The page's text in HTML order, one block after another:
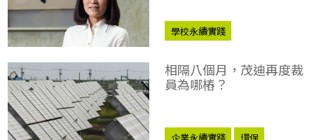
學校永續實踐
相隔八個月，茂迪再度裁
員為哪樁？